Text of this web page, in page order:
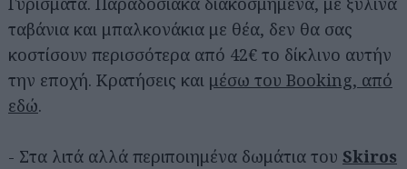
ταβάνια και μπαλκονάκια με θέα, δεν θα σας
κοστίσουν περισσότερα από 42€ το δίκλινο αυτήν
την εποχή. Κρατήσεις και μέσω του Booking, από
εδώ.
- Στα λιτά αλλά περιποιημένα δωμάτια του Skiros